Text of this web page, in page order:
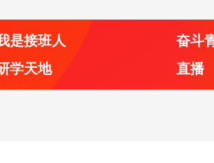
是接班人
奋斗
学天地
直播